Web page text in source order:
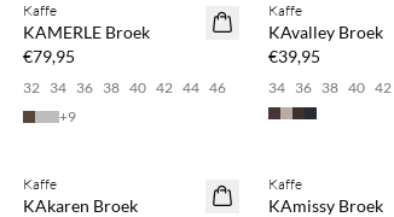
NEWS
Kaffe
KAMERLE Broek
€79,95
32 34 36 38 40 42 44 46
+9
NEWS
Kaffe
KAvalley Broek
€39,95
34 36 38 40 42
NEWS
Kaffe
KAkaren Broek
NEWS
Kaffe
KAmissy Broek